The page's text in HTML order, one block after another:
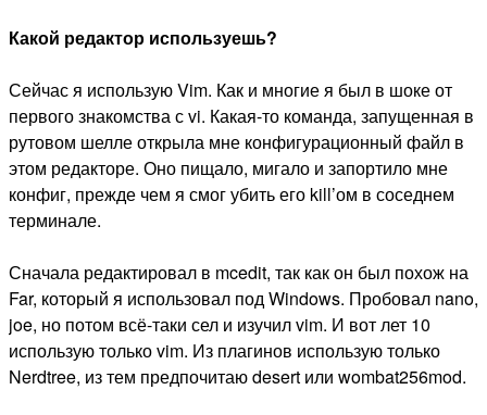
Какой редактор используешь?
Сейчас я использую Vim. Как и многие я был в шоке от
первого знакомства с vi. Какая-то команда, запущенная в
рутовом шелле открыла мне конфигурационный файл в
этом редакторе. Оно пищало, мигало и запортило мне
конфиг, прежде чем я смог убить его kill’ом в соседнем
терминале.
Сначала редактировал в mcedit, так как он был похож на
Far, который я использовал под Windows. Пробовал nano,
joe, но потом всё-таки сел и изучил vim. И вот лет 10
использую только vim. Из плагинов использую только
Nerdtree, из тем предпочитаю desert или wombat256mod.